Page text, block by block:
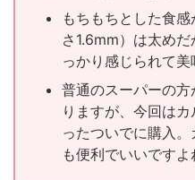
もちもちとした食
さ1.6mm）は太め
っかり感じられて美
普通のスーパーの
りますが、今回は
ったついでに購入
も便利でいいですよ